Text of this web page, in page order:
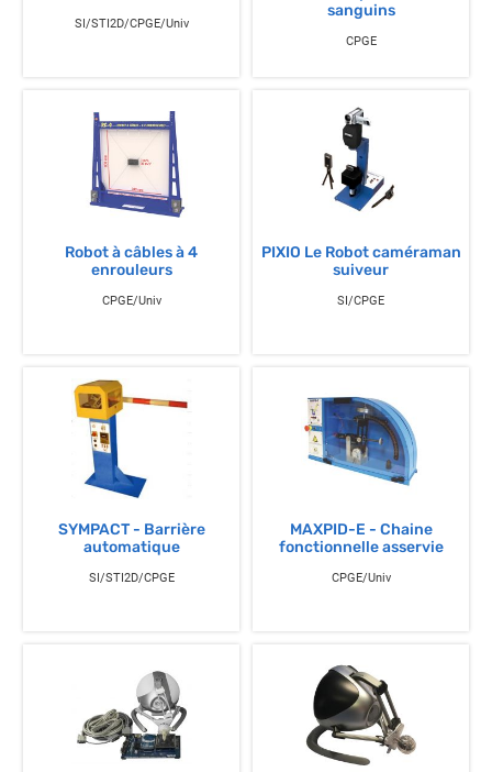
SI/STI2D/CPGE/Univ
sanguins
CPGE
Robot à câbles à 4
enrouleurs
CPGE/Univ
PIXIO Le Robot caméraman
suiveur
SI/CPGE
SYMPACT - Barrière
automatique
SI/STI2D/CPGE
MAXPID-E - Chaine
fonctionnelle asservie
CPGE/Univ